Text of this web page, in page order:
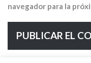
navegador para la